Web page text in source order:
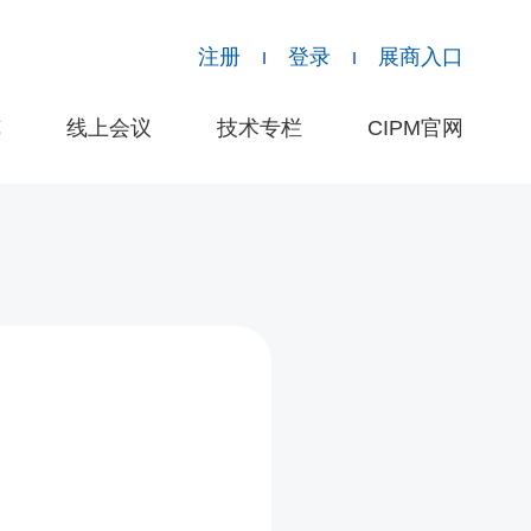
注册 登录 展商入口
线上会议 技术专栏 CIPM官网